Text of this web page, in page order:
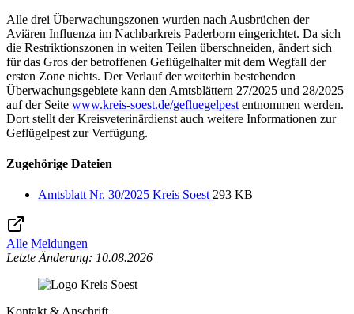
Alle drei Überwachungszonen wurden nach Ausbrüchen der
Aviären Influenza im Nachbarkreis Paderborn eingerichtet. Da sich
die Restriktionszonen in weiten Teilen überschneiden, ändert sich
für das Gros der betroffenen Geflügelhalter mit dem Wegfall der
ersten Zone nichts. Der Verlauf der weiterhin bestehenden
Überwachungsgebiete kann den Amtsblättern 27/2025 und 28/2025
auf der Seite www.kreis-soest.de/gefluegelpest entnommen werden.
Dort stellt der Kreisveterinärdienst auch weitere Informationen zur
Geflügelpest zur Verfügung.
Zugehörige Dateien
Amtsblatt Nr. 30/2025 Kreis Soest 293 KB
Alle Meldungen
Letzte Änderung: 10.08.2026